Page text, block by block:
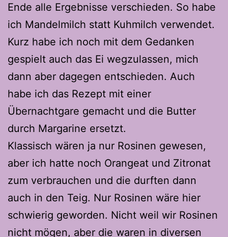
Ende alle Ergebnisse verschieden. So habe
ich Mandelmilch statt Kuhmilch verwendet.
Kurz habe ich noch mit dem Gedanken
gespielt auch das Ei wegzulassen, mich
dann aber dagegen entschieden. Auch
habe ich das Rezept mit einer
Übernachtgare gemacht und die Butter
durch Margarine ersetzt.
Klassisch wären ja nur Rosinen gewesen,
aber ich hatte noch Orangeat und Zitronat
zum verbrauchen und die durften dann
auch in den Teig. Nur Rosinen wäre hier
schwierig geworden. Nicht weil wir Rosinen
nicht mögen, aber die waren in diversen